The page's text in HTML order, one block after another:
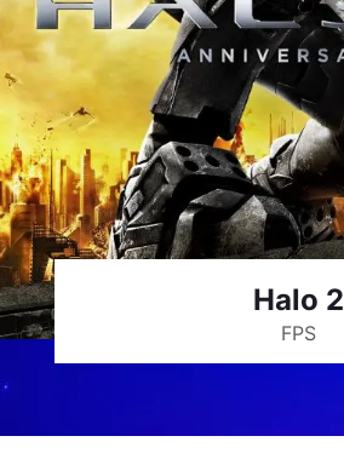
Halo 2
FPS